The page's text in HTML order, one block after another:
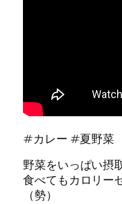
#カレー #夏野菜
野菜をいっぱい摂
食べてもカロリー
（勢）